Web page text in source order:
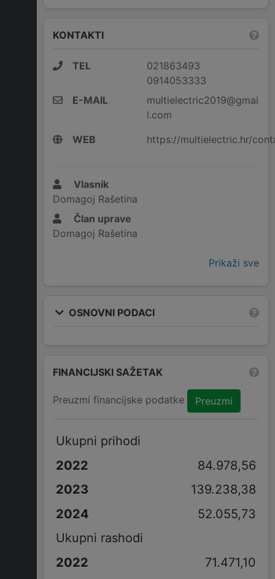
KONTAKTI
TEL
021863493
0914053333
E-MAIL
multielectric2019@gmai
l.com
WEB
https://multielectric.hr/
Vlasnik
Domagoj Rašetina
Član uprave
Domagoj Rašetina
Prikaži sve
OSNOVNI PODACI
FINANCIJSKI SAŽETAK
Preuzmi financijske podatke Preuzmi
Ukupni prihodi
84.978,56
139.238,38
52.055,73
Ukupni rashodi
71.471,10